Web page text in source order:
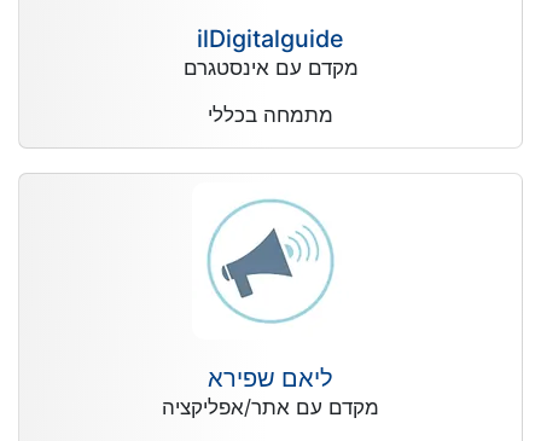
ilDigitalguide
מקדם עם אינסטגרם
מתמחה בכללי
ליאם שפירא
מקדם עם אתר/אפליקציה